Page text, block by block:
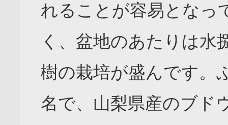
れることが容易となっ
く、盆地のあたりは水
樹の栽培が盛んです。
名で、山梨県産のブド